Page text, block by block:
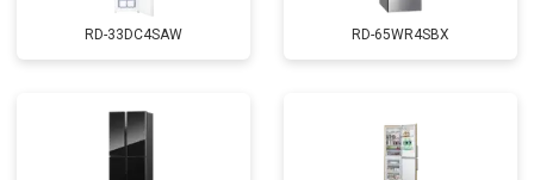
RD-33DC4SAW RD-65WR4SBX